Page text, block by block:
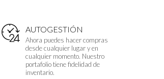
AUTOGESTIÓN
Ahora puedes hacer compras
desde cualquier lugar y en
cualquier momento. Nuestro
portafolio tiene fidelidad de
inventario.